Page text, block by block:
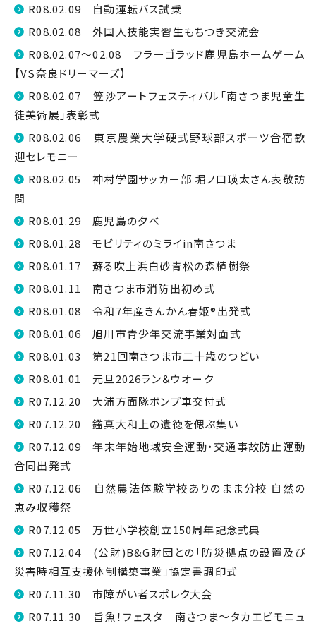
R08.02.09 自動運転バス試乗
R08.02.08 外国人技能実習生もちつき交流会
R08.02.07～02.08 フラーゴラッド鹿児島ホームゲーム
【VS奈良ドリーマーズ】
R08.02.07 笠沙アートフェスティバル「南さつま児童生
徒美術展」表彰式
R08.02.06 東京農業大学硬式野球部スポーツ合宿歓
迎セレモニー
R08.02.05 神村学園サッカー部 堀ノ口瑛太さん表敬訪
問
R08.01.29 鹿児島の夕べ
R08.01.28 モビリティのミライin南さつま
R08.01.17 蘇る吹上浜白砂青松の森植樹祭
R08.01.11 南さつま市消防出初め式
R08.01.08 令和7年産きんかん春姫®出発式
R08.01.06 旭川市青少年交流事業対面式
R08.01.03 第21回南さつま市二十歳のつどい
R08.01.01 元旦2026ラン＆ウオーク
R07.12.20 大浦方面隊ポンプ車交付式
R07.12.20 鑑真大和上の遺徳を偲ぶ集い
R07.12.09 年末年始地域安全運動・交通事故防止運動
合同出発式
R07.12.06 自然農法体験学校ありのまま分校 自然の
恵み収穫祭
R07.12.05 万世小学校創立150周年記念式典
R07.12.04 (公財)B&G財団との「防災拠点の設置及び
災害時相互支援体制構築事業」協定書調印式
R07.11.30 市障がい者スポレク大会
R07.11.30 旨魚！フェスタ 南さつま～タカエビモニュ